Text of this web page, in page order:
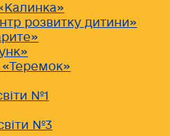
розвитку дитини»
«Теремок»
№1
№3